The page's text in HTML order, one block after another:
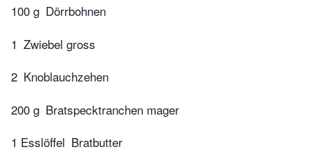
100 g Dörrbohnen
1 Zwiebel gross
2 Knoblauchzehen
200 g Bratspecktranchen mager
1 Esslöffel Bratbutter